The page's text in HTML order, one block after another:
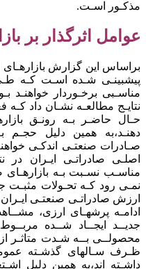
مذکـور اسـت.
عوامل اثرگذار بر
براساس این گزارش بازارهـای
پیشبینـی شـده اسـت کـه
مناسـبی برخـوردار خواهنـد
نتایـج مطالعـه نشـان داد کـه
حـال حاضـر بـه رونـق
دهنـد،به همین دلیل حجـم
صـادرات صنعتـی اندکـی
اصلـی صادراتـی ایـران در
مناسـب نسـبت بـه بازارهـای
نمـی رود کـه تحـولات مثبـت
ارزش صادراتـی صنعتـی
ادامـه پرشهـای ارزی،
جدیــد ایجــاد شــده
محصولــی بــه شـدت متاثـر
ظـرف سـالهای گذشـته
داشـته اند،به همین دلیل